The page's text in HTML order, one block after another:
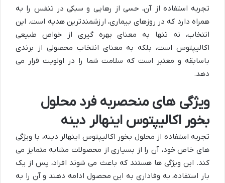
تجربه استفاده از آن، حسی از رهایی و سبکی در تنفس را به
همراه دارد که در روزهای بیماری، ارزشمندترین هدیه است. این
انتخاب، نه تنها به معنای بهره گیری از خواص طبیعی
اکالیپتوس است، بلکه به معنای انتخاب محصولی از برندی
باسابقه و معتبر است که سلامت شما را در اولویت قرار می
دهد.
ویژگی های منحصربه فرد محلول
بخور اکالیپتوس اینهالر دینه
تجربه استفاده از محلول بخور اکالیپتوس اینهالر دینه، با ویژگی
های خاص خود، آن را از بسیاری از محصولات مشابه متمایز می
کند. این ویژگی ها هستند که باعث می شوند افراد، پس از یک
بار استفاده، به وفاداری به این محصول ادامه دهند و آن را به